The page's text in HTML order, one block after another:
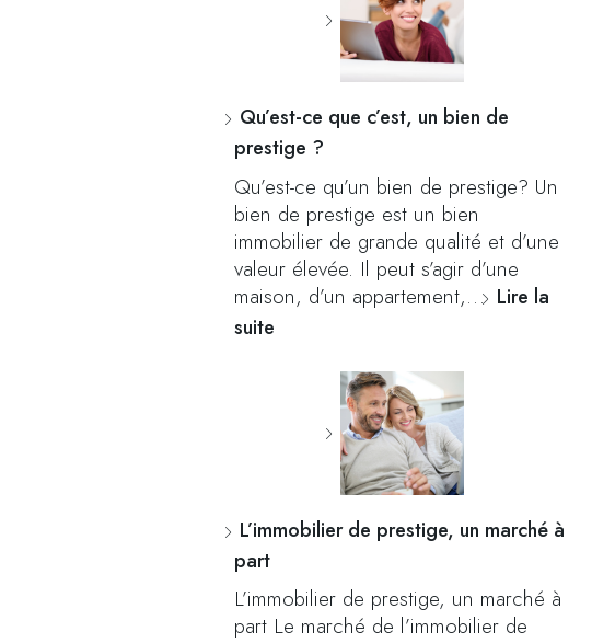
Qu’est-ce que c’est, un bien de
prestige ?
Qu’est-ce qu’un bien de prestige? Un
bien de prestige est un bien
immobilier de grande qualité et d’une
valeur élevée. Il peut s’agir d’une
maison, d’un appartement,… Lire la
suite
L’immobilier de prestige, un marché à
part
L’immobilier de prestige, un marché à
part Le marché de l’immobilier de